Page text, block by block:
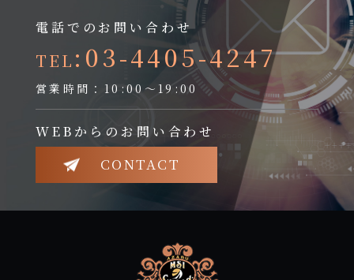
電話でのお問い合わせ
TEL :03-4405-4247
営業時間：10:00～19:00
WEBからのお問い合わせ
CONTACT